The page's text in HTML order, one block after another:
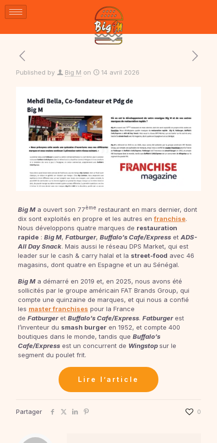
Published by Big M on 14 avril 2026
Big Ma ouvert son 77ème restaurant en mars dernier, dont
dix sont exploités en propre et les autres enfranchise.
Nous développons quatre marques de restauration
rapide: Big M, Fatburger, Buffalo’s Cafe/Expresset ADS-
All Day Snack. Mais aussi le réseau DPS Market, qui est
leader sur le cash & carry halal et la street-food avec 46
magasins, dont quatre en Espagne et un au Sénégal.
Big Ma démarré en 2019 et, en 2025, nous avons été
sollicités par le groupe américain FAT Brands Group, qui
compte une quinzaine de marques, et qui nous a confié
les master franchises pour la France
de Fatburgeret Buffalo’s Cafe/Express. Fatburgerest
l’inventeur du smash burgeren 1952, et compte 400
boutiques dans le monde, tandis que Buffalo’s
Cafe/Expressest un concurrent de Wingstopsur le
segment du poulet frit.
Lire l’article
Partager 0